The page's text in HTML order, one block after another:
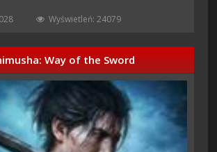
Wyświetleń: 24079
Way of the Sword